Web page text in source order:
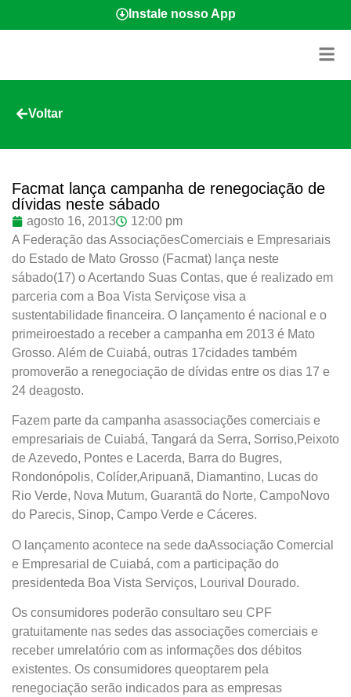
Instale nosso App
Voltar
Facmat lança campanha de renegociação de
dívidas neste sábado
agosto 16, 2013
12:00 pm
A Federação das AssociaçõesComerciais e Empresariais
do Estado de Mato Grosso (Facmat) lança neste
sábado(17) o Acertando Suas Contas, que é realizado em
parceria com a Boa Vista Serviçose visa a
sustentabilidade financeira. O lançamento é nacional e o
primeiroestado a receber a campanha em 2013 é Mato
Grosso. Além de Cuiabá, outras 17cidades também
promoverão a renegociação de dívidas entre os dias 17 e
24 deagosto.
Fazem parte da campanha asassociações comerciais e
empresariais de Cuiabá, Tangará da Serra, Sorriso,Peixoto
de Azevedo, Pontes e Lacerda, Barra do Bugres,
Rondonópolis, Colíder,Aripuanã, Diamantino, Lucas do
Rio Verde, Nova Mutum, Guarantã do Norte, CampoNovo
do Parecis, Sinop, Campo Verde e Cáceres.
O lançamento acontece na sede daAssociação Comercial
e Empresarial de Cuiabá, com a participação do
presidenteda Boa Vista Serviços, Lourival Dourado.
Os consumidores poderão consultaro seu CPF
gratuitamente nas sedes das associações comerciais e
receber umrelatório com as informações dos débitos
existentes. Os consumidores queoptarem pela
renegociação serão indicados para as empresas